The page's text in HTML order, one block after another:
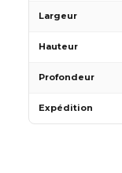
Largeur
Hauteur
Profondeur
Expédition